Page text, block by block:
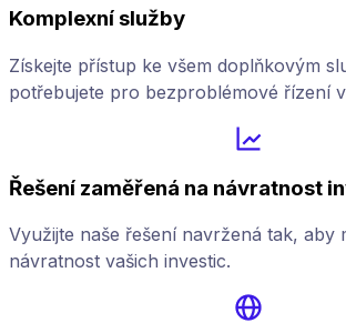
Komplexní služby
Získejte přístup ke všem doplňkovým
potřebujete pro bezproblémové řízení
Řešení zaměřená na návratnost
Využijte naše řešení navržená tak, aby
návratnost vašich investic.